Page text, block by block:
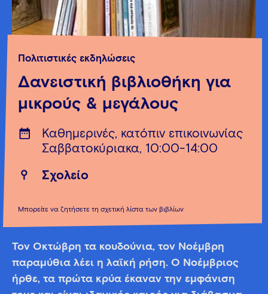
Πολιτιστικές εκδηλώσεις
Δανειστική βιβλιοθήκη για
μικρούς & μεγάλους
Καθημερινές, κατόπιν επικοινωνίας
Σαββατοκύριακα, 10:00-14:00
Σχολείο
Μπορείτε να ζητήσετε τη σχετική λίστα των βιβλίων
Τον Οκτώβρη τα κουδούνια, τον Νοέμβρη
παραμύθια λέει η λαϊκή ρήση. Ο Νοέμβριος
ήρθε, τα πρώτα κρύα έκαναν την εμφάνιση